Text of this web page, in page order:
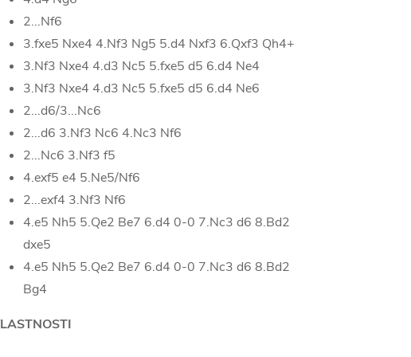
2...Nf6
3.fxe5 Nxe4 4.Nf3 Ng5 5.d4 Nxf3 6.Qxf3 Qh4+
3.Nf3 Nxe4 4.d3 Nc5 5.fxe5 d5 6.d4 Ne4
3.Nf3 Nxe4 4.d3 Nc5 5.fxe5 d5 6.d4 Ne6
2...d6/3...Nc6
2...d6 3.Nf3 Nc6 4.Nc3 Nf6
2...Nc6 3.Nf3 f5
4.exf5 e4 5.Ne5/Nf6
2...exf4 3.Nf3 Nf6
4.e5 Nh5 5.Qe2 Be7 6.d4 0-0 7.Nc3 d6 8.Bd2
dxe5
4.e5 Nh5 5.Qe2 Be7 6.d4 0-0 7.Nc3 d6 8.Bd2
Bg4